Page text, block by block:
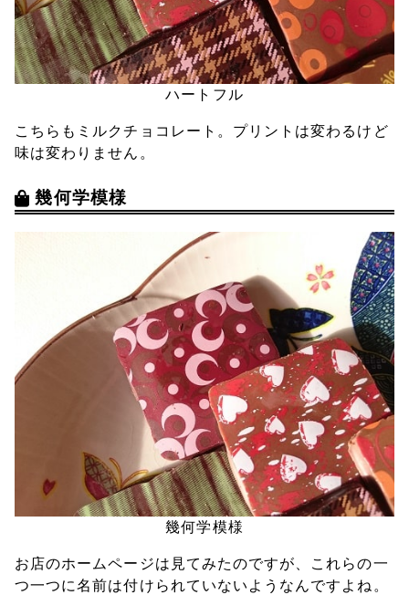
ハートフル
こちらもミルクチョコレート。プリントは変わるけど
味は変わりません。
幾何学模様
幾何学模様
お店のホームページは見てみたのですが、これらの一
つ一つに名前は付けられていないようなんですよね。